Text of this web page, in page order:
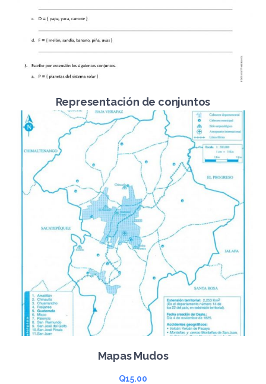
Representación de conjuntos
Mapas Mudos
Q15.00